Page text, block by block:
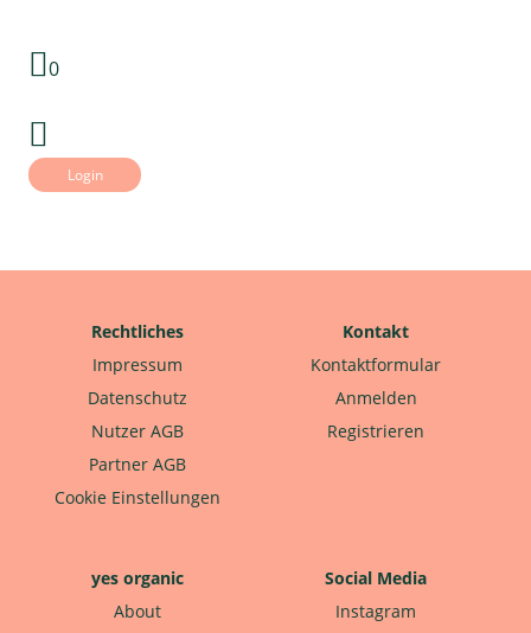
0
Login
Rechtliches
Impressum
Datenschutz
Nutzer AGB
Partner AGB
Cookie Einstellungen
Kontakt
Kontaktformular
Anmelden
Registrieren
yes organic
About
Social Media
Instagram